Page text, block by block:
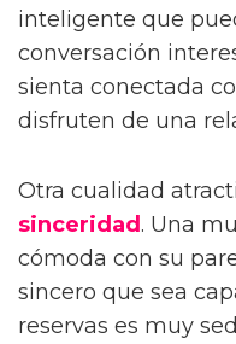
inteligente que
conversación
sienta conectada
disfruten de una
Otra cualidad
sinceridad . Una
cómoda con su
sincero que sea
reservas es muy